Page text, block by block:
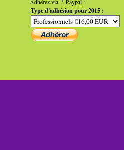
Adhérez via Paypal :
Type d'adhésion pour 2015 :